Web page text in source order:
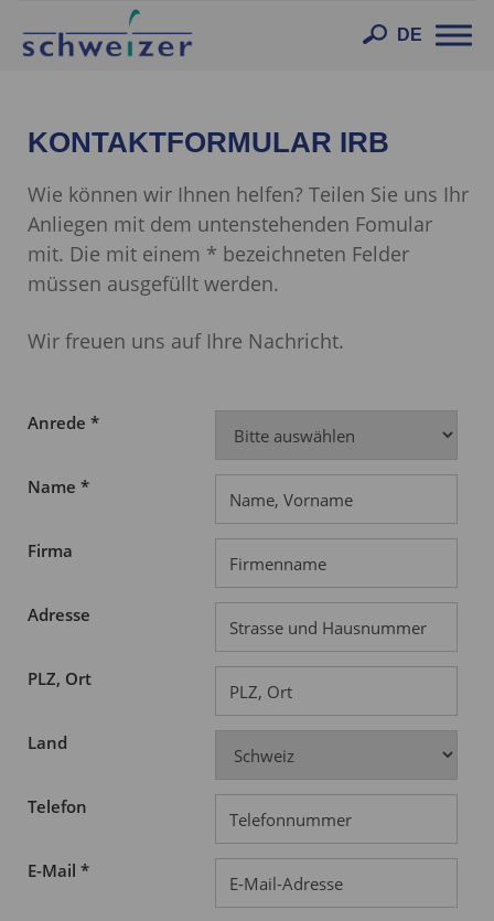
DE
KONTAKTFORMULAR IRB
Wie können wir Ihnen helfen? Teilen Sie uns Ihr
Anliegen mit dem untenstehenden Fomular
mit. Die mit einem * bezeichneten Felder
müssen ausgefüllt werden.
Wir freuen uns auf Ihre Nachricht.
Anrede *
Name *
Firma
Adresse
PLZ, Ort
Land
Telefon
E-Mail *